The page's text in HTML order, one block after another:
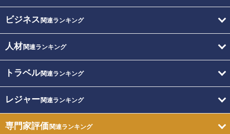
ビジネス 関連ランキング
人材関連ランキング
トラベル関連ランキング
レジャー関連ランキング
専門家評価関連ランキング